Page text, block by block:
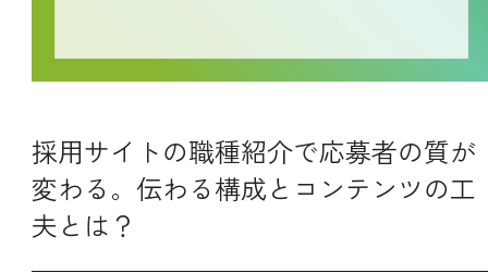
採用サイトの職種紹介で応募者の質が
変わる。伝わる構成とコンテンツの工
夫とは？